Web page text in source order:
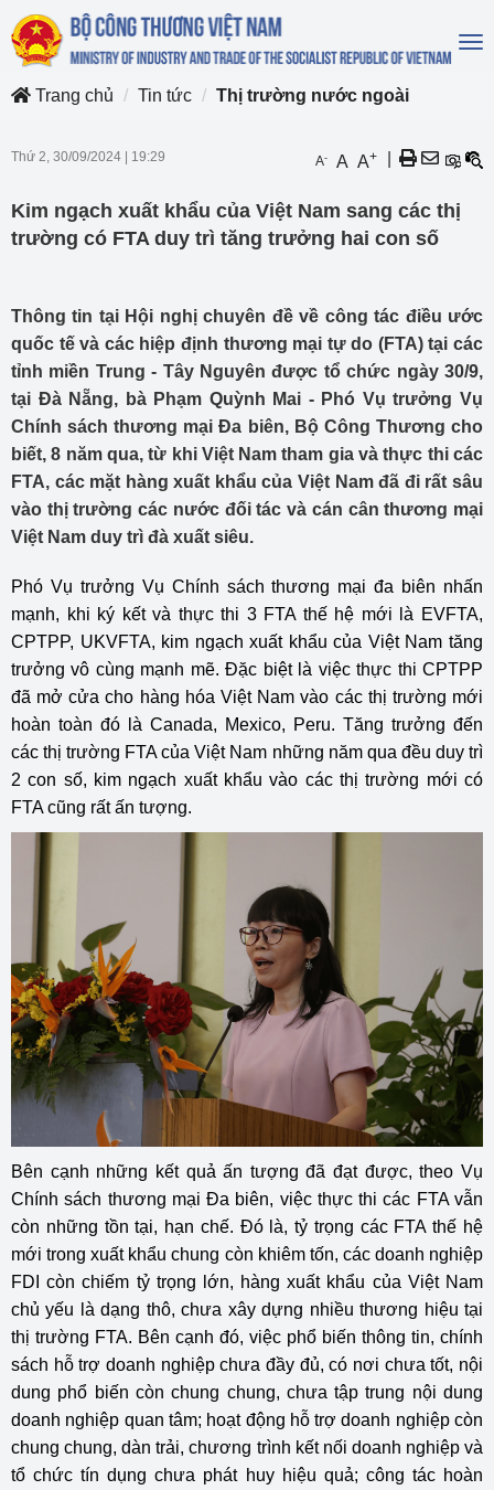
Trang chủ
Tin tức Thị trường nước ngoài
Thứ 2, 30/09/2024 19:29 A- A A+
Kim ngạch xuất khẩu của Việt Nam sang các thị
trường có FTA duy trì tăng trưởng hai con số
Thông tin tại Hội nghị chuyên đề về công tác điều ước
quốc tế và các hiệp định thương mại tự do (FTA) tại các
tỉnh miền Trung - Tây Nguyên được tổ chức ngày 30/9,
tại Đà Nẵng, bà Phạm Quỳnh Mai - Phó Vụ trưởng Vụ
Chính sách thương mại Đa biên, Bộ Công Thương cho
biết, 8 năm qua, từ khi Việt Nam tham gia và thực thi các
FTA, các mặt hàng xuất khẩu của Việt Nam đã đi rất sâu
vào thị trường các nước đối tác và cán cân thương mại
Việt Nam duy trì đà xuất siêu.
Phó Vụ trưởng Vụ Chính sách thương mại đa biên nhấn
mạnh, khi ký kết và thực thi 3 FTA thế hệ mới là EVFTA,
CPTPP, UKVFTA, kim ngạch xuất khẩu của Việt Nam tăng
trưởng vô cùng mạnh mẽ. Đặc biệt là việc thực thi CPTPP
đã mở cửa cho hàng hóa Việt Nam vào các thị trường mới
hoàn toàn đó là Canada, Mexico, Peru. Tăng trưởng đến
các thị trường FTA của Việt Nam những năm qua đều duy trì
2 con số, kim ngạch xuất khẩu vào các thị trường mới có
FTA cũng rất ấn tượng.
Bên cạnh những kết quả ấn tượng đã đạt được, theo Vụ
Chính sách thương mại Đa biên, việc thực thi các FTA vẫn
còn những tồn tại, hạn chế. Đó là, tỷ trọng các FTA thế hệ
mới trong xuất khẩu chung còn khiêm tốn, các doanh nghiệp
FDI còn chiếm tỷ trọng lớn, hàng xuất khẩu của Việt Nam
chủ yếu là dạng thô, chưa xây dựng nhiều thương hiệu tại
thị trường FTA. Bên cạnh đó, việc phổ biến thông tin, chính
sách hỗ trợ doanh nghiệp chưa đầy đủ, có nơi chưa tốt, nội
dung phổ biến còn chung chung, chưa tập trung nội dung
doanh nghiệp quan tâm; hoạt động hỗ trợ doanh nghiệp còn
chung chung, dàn trải, chương trình kết nối doanh nghiệp và
tổ chức tín dụng chưa phát huy hiệu quả; công tác hoàn